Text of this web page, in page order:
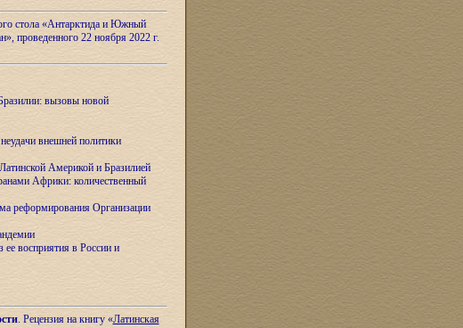
стола «Антарктида и Южный
проведенного 22 ноября 2022 г.
вызовы новой
внешней политики
Америкой и Бразилией
Африки: количественный
реформирования Организации
восприятия в России и
. Рецензия на книгу «Латинская